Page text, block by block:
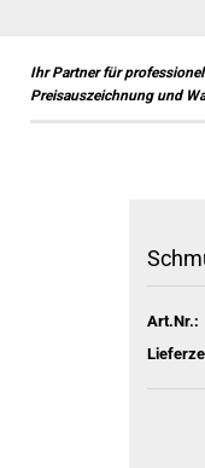
Suche...Ihr Partner für
Preisauszeichnung und
Art.Nr.: